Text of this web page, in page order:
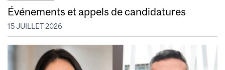
Événements et appels de candidatures
15 JUILLET 2026